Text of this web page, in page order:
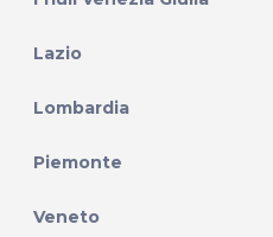
Lazio
Lombardia
Piemonte
Veneto